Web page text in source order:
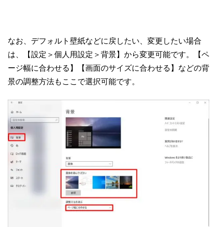
なお、デフォルト壁紙などに戻したい、変更したい場合
は、【設定＞個人用設定＞背景】から変更可能です。【ペ
ージ幅に合わせる】【画面のサイズに合わせる】などの背
景の調整方法もここで選択可能です。